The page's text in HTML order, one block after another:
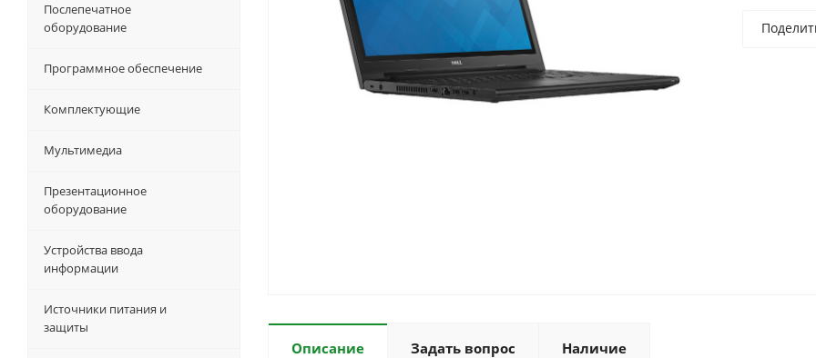
Описание Задать вопрос Наличие
Послепечатное
оборудование
Программное обеспечение
Комплектующие
Мультимедиа
Презентационное
оборудование
Устройства ввода
информации
Источники питания и
защиты